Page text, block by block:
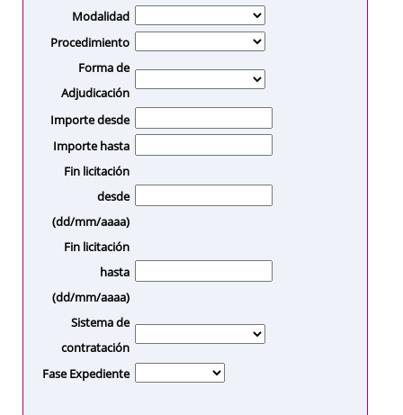
Modalidad
Procedimiento
Forma de
Adjudicación
Importe desde
Importe hasta
Fin licitación
desde
(dd/mm/aaaa)
Fin licitación
hasta
(dd/mm/aaaa)
Sistema de
contratación
Fase Expediente